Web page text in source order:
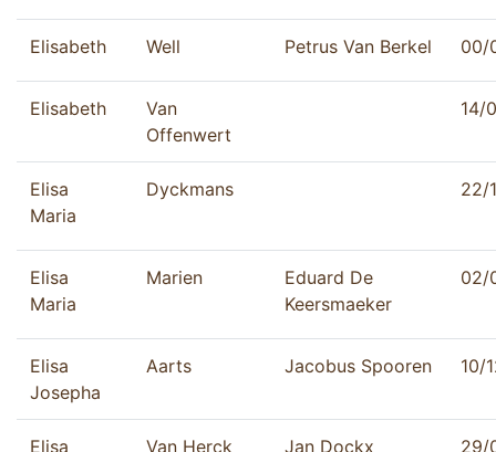
Elisabeth Well Petrus Van Berkel 00/
Elisabeth
Van
Offenwert
14/
Elisa
Maria
Dyckmans 22/
Elisa
Maria
Marien
Eduard De
Keersmaeker
02/
Elisa
Josepha
Aarts Jacobus Spooren 10/
Elisa Van Herck Jan Dockx 29/